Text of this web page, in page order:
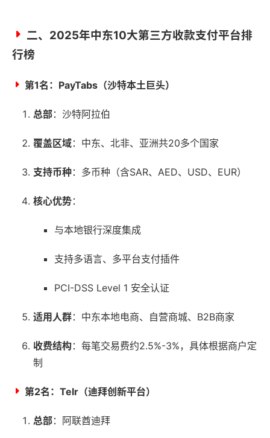
二、2025年中东10大第三方收款支付平台排
行榜
第1名： PayTabs（沙特本土巨头）
总部：沙特阿拉伯
覆盖区域：中东、北非、亚洲共20多个国家
支持币种：多币种（含SAR、AED、USD、EUR）
核心优势：
与本地银行深度集成
支持多语言、多平台支付插件
PCI-DSS Level 1 安全认证
适用人群：中东本地电商、自营商城、B2B商家
收费结构：每笔交易费约2.5%-3%，具体根据商户定
制
第2名： Telr（迪拜创新平台）
总部：阿联酋迪拜